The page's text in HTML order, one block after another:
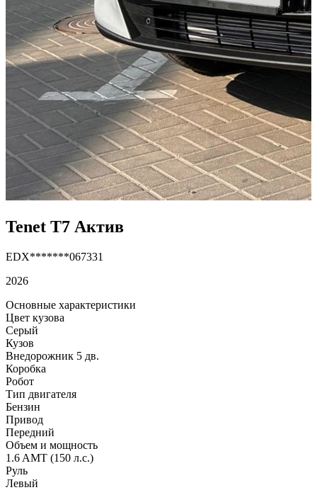
Tenet T7 Актив
EDX*******067331
2026
Основные характеристики
Цвет кузова
Серый
Кузов
Внедорожник 5 дв.
Коробка
Робот
Тип двигателя
Бензин
Привод
Передний
Объем и мощность
1.6 AMT (150 л.с.)
Руль
Левый